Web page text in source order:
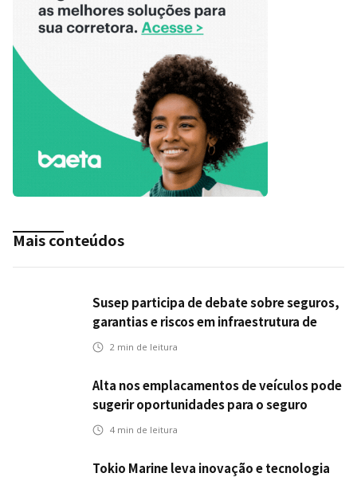
Mais conteúdos
Susep participa de debate sobre seguros,
garantias e riscos em infraestrutura de
transportes
2 min de leitura
Alta nos emplacamentos de veículos pode
sugerir oportunidades para o seguro
automotivo
4 min de leitura
Tokio Marine leva inovação e tecnologia